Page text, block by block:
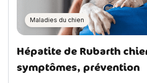
Maladies du chien
Hépatite de Rubarth
symptômes, prévention